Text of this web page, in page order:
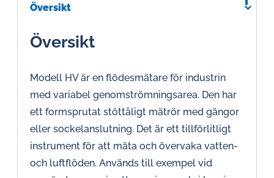
Översikt
Översikt
Modell HV är en flödesmätare för industrin
med variabel genomströmningsarea. Den har
ett formsprutat stöttåligt mätrör med gängor
eller sockelanslutning. Det är ett tillförlitligt
instrument för att mäta och övervaka vatten-
och luftflöden. Används till exempel vid